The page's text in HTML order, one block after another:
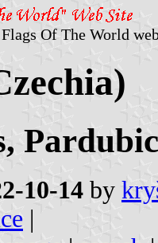
Of The World
10-14 by
|